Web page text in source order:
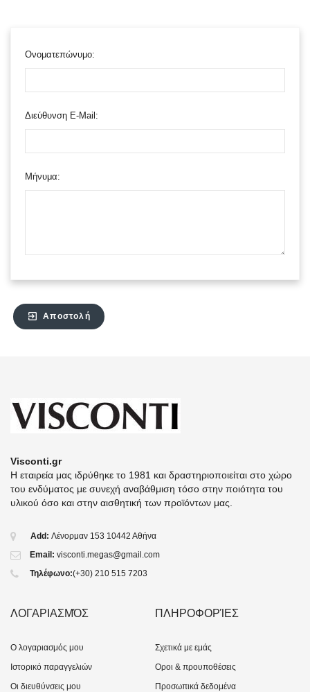
Ονοματεπώνυμο:
Διεύθυνση E-Mail:
Μήνυμα:
exit_to_app Αποστολή
Visconti.gr
Η εταιρεία μας ιδρύθηκε το 1981 και δραστηριοποιείται στο χώρο
του ενδύματος με συνεχή αναβάθμιση τόσο στην ποιότητα του
υλικού όσο και στην αισθητική των προϊόντων μας.
Add: Λένορμαν 153 10442 Αθήνα
Email: visconti.megas@gmail.com
Τηλέφωνο:(+30) 210 515 7203
ΛΟΓΑΡΙΑΣΜΌΣ
O λογαριασμός μου
Ιστορικό παραγγελιών
Οι διευθύνσεις μου
ΠΛΗΡΟΦΟΡΊΕΣ
Σχετικά με εμάς
Οροι & προυποθέσεις
Προσωπικά δεδομένα